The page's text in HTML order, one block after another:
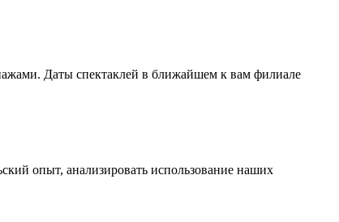
Даты спектаклей в ближайшем к вам филиале
опыт, анализировать использование наших